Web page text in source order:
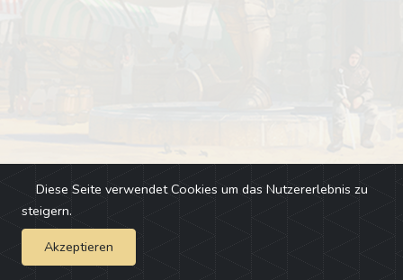
Impressum - Changelog
Diese Seite verwendet Cookies um das Nutzererlebnis zu
steigern.
Akzeptieren